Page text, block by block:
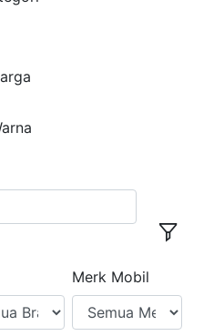
Merk Mobil